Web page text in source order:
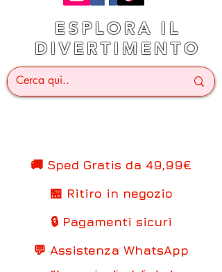
ESPLORA IL
DIVERTIMENTO
🚚 Sped Gratis da 49,99€
🏪 Ritiro in negozio
🔒 Pagamenti sicuri
💬 Assistenza WhatsApp